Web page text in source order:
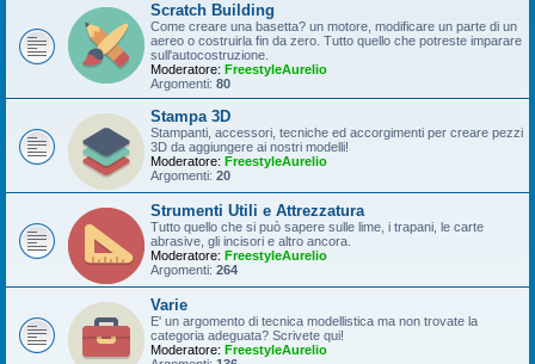
Scratch Building
Come creare una basetta? un motore, modificare un parte di un
aereo o costruirla fin da zero. Tutto quello che potreste imparare
sull'autocostruzione.
Moderatore: FreestyleAurelio
Argomenti: 80
Stampa 3D
Stampanti, accessori, tecniche ed accorgimenti per creare pezzi
3D da aggiungere ai nostri modelli!
Moderatore: FreestyleAurelio
Argomenti: 20
Strumenti Utili e Attrezzatura
Tutto quello che si può sapere sulle lime, i trapani, le carte
abrasive, gli incisori e altro ancora.
Moderatore: FreestyleAurelio
Argomenti: 264
Varie
E' un argomento di tecnica modellistica ma non trovate la
categoria adeguata? Scrivete qui!
Moderatore: FreestyleAurelio